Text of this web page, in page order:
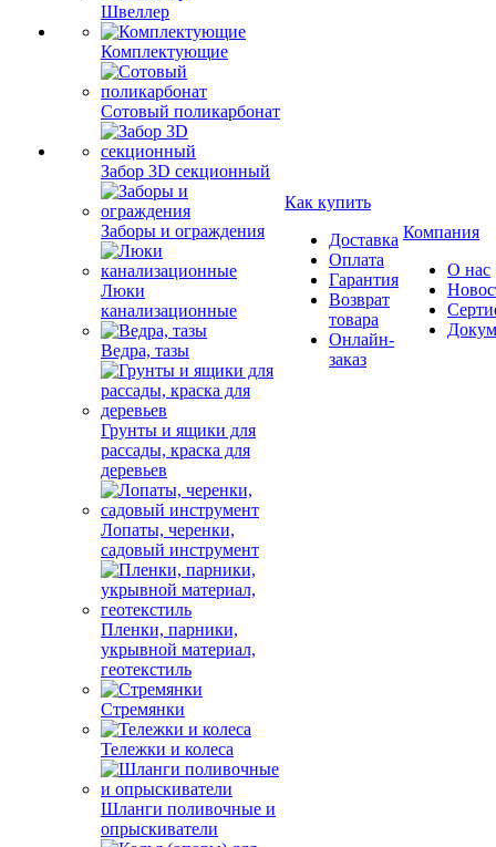
Швеллер
Комплектующие
Сотовый поликарбонат
Забор 3D секционный
Заборы и ограждения
Люки
канализационные
Ведра, тазы
Грунты и ящики для
рассады, краска для
деревьев
Лопаты, черенки,
садовый инструмент
Пленки, парники,
укрывной материал,
геотекстиль
Стремянки
Тележки и колеса
Шланги поливочные и
опрыскиватели
Как купить
Доставка
Оплата
Гарантия
Возврат
товара
Онлайн-
заказ
Компания
О нас